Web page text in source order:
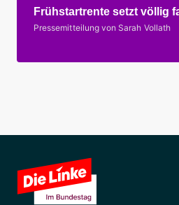
Frühstartrente setzt völlig
Pressemitteilung von Sarah Vollath